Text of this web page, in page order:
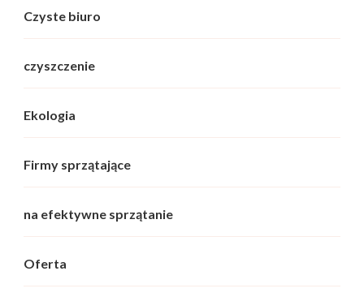
Czyste biuro
czyszczenie
Ekologia
Firmy sprzątające
na efektywne sprzątanie
Oferta